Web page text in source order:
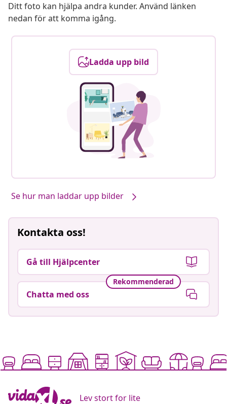
Ditt foto kan hjälpa andra kunder. Använd länken
nedan för att komma igång.
Ladda upp bild
Se hur man laddar upp bilder
Kontakta oss!
Gå till Hjälpcenter
Rekommenderad
Chatta med oss
Lev stort for lite